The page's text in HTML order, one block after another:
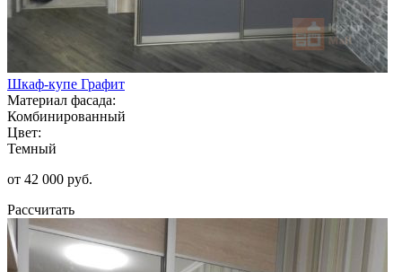
Шкаф-купе Графит
Материал фасада:
Комбинированный
Цвет:
Темный
от 42 000 руб.
Рассчитать